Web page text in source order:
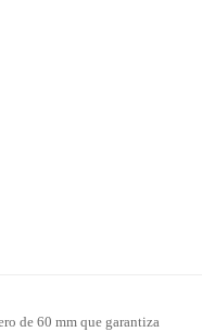
de 60 mm que garantiza